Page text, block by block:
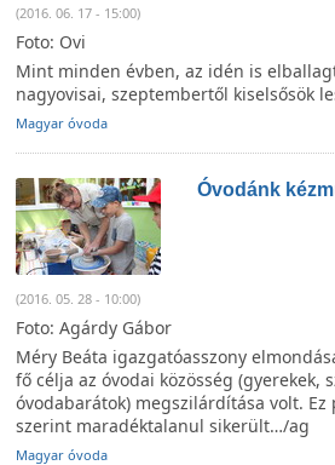
(2016. 06. 17 - 15:00)
Foto: Ovi
Mint minden évben, az idén is
nagyovisai, szeptembertől kiselsősök
Magyar óvoda
Óvodánk
(2016. 05. 28 - 10:00)
Foto: Agárdy Gábor
Méry Beáta igazgatóasszony
fő célja az óvodai közösség (gyerekek,
óvodabarátok) megszilárdítása volt.
szerint maradéktalanul sikerült…/ag
Magyar óvoda